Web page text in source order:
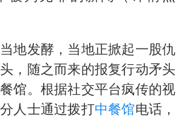
“新疆阿勒泰八月能滑雪”不实
女儿为争财产堵门阻挠父亲出殡
夯实基础开新局
地发酵，当地正掀起一股仇
，随之而来的报复行动矛头
馆。根据社交平台疯传的视
人士通过拨打中餐馆电话，